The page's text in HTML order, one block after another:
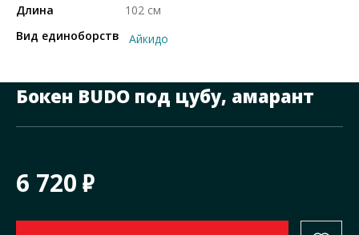
Длина
102 см
Вид единоборств
Айкидо
Бокен BUDO под цубу, амарант
6 720